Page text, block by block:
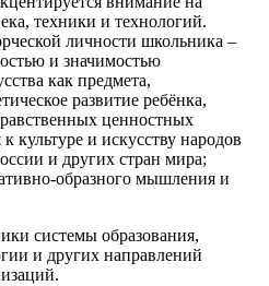
техники и технологий.
личности школьника –
и значимостью
как предмета,
развитие ребёнка,
ценностных
культуре и искусству народов
и других стран мира;
образного мышления и
системы образования,
и других направлений